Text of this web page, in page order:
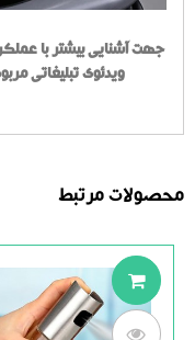
جهت آشنایی بیشتر با
ویدئوی تبلیغاتی
محصولات مرتبط